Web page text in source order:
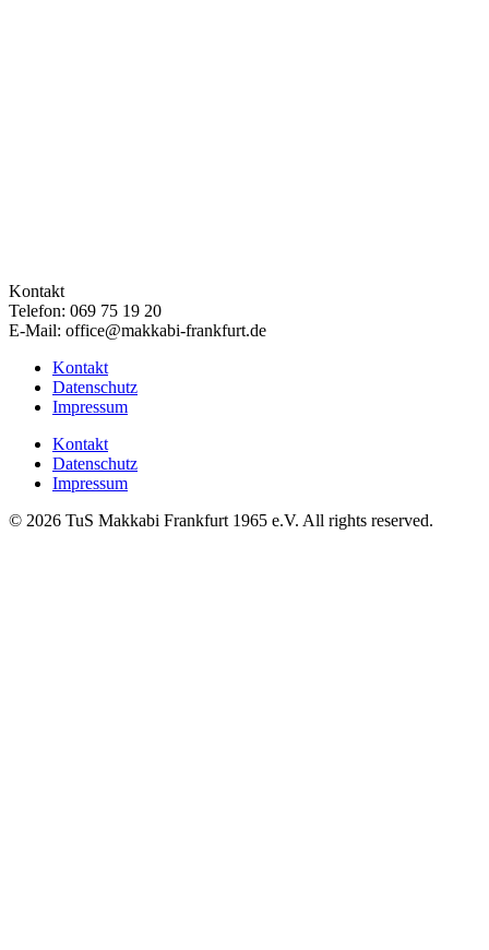
Kontakt
Telefon: 069 75 19 20
E-Mail: office@makkabi-frankfurt.de
Kontakt
Datenschutz
Impressum
Kontakt
Datenschutz
Impressum
© 2026 TuS Makkabi Frankfurt 1965 e.V. All rights reserved.